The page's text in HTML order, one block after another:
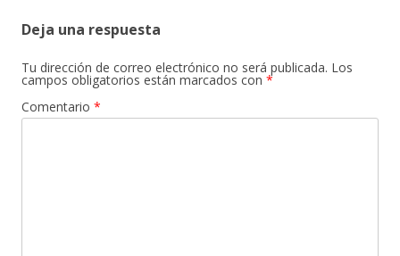
Deja una respuesta
Tu dirección de correo electrónico no será publicada. Los
campos obligatorios están marcados con *
Comentario *